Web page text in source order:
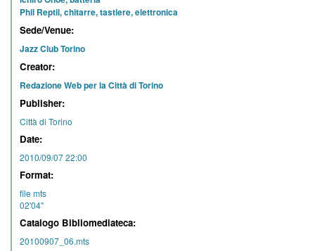
Phil Reptil, chitarre, tastiere, elettronica
Sede/Venue:
Jazz Club Torino
Creator:
Redazione Web per la Città di Torino
Publisher:
Città di Torino
Date:
2010/09/07 22:00
Format:
file mts
02'04''
Catalogo Bibliomediateca:
20100907_06.mts